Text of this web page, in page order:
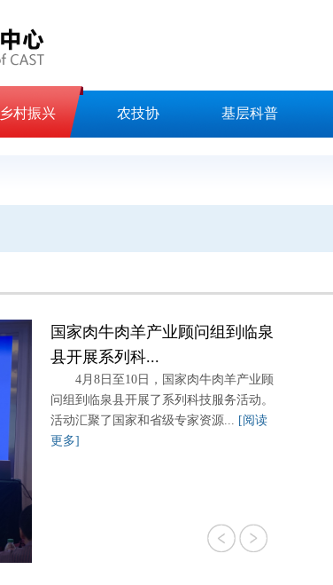
乡村振兴 农技协 基层科普
国家肉牛肉羊产业顾问组到临泉
县开展系列科...
4月8日至10日，国家肉牛肉羊产业顾
问组到临泉县开展了系列科技服务活动。
活动汇聚了国家和省级专家资源... [阅读
更多]